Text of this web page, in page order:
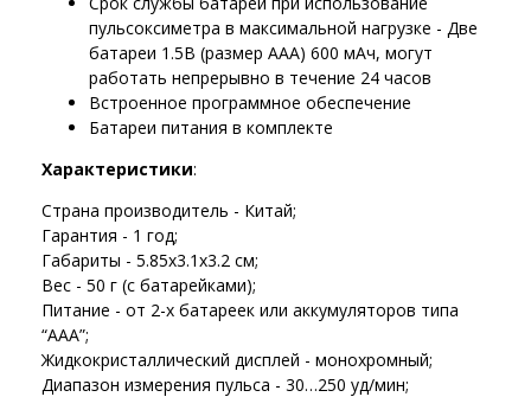
пульсоксиметра в максимальной нагрузке - Две
батареи 1.5В (размер AAA) 600 мАч, могут
работать непрерывно в течение 24 часов
Встроенное программное обеспечение
Батареи питания в комплекте
Характеристики:
Страна производитель - Китай;
Гарантия - 1 год;
Габариты - 5.85х3.1х3.2 см;
Вес - 50 г (с батарейками);
Питание - от 2-х батареек или аккумуляторов типа
“AAA”;
Жидкокристаллический дисплей - монохромный;
Диапазон измерения пульса - 30…250 уд/мин;